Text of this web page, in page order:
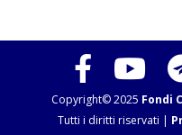
Copyright© 2025 Fondi
Tutti i diritti riservati |